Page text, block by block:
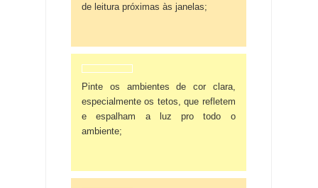
de leitura próximas às janelas;
Pinte os ambientes de cor clara,
especialmente os tetos, que refletem
e espalham a luz pro todo o
ambiente;